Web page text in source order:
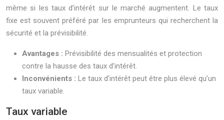
même si les taux d’intérêt sur le marché augmentent. Le taux
fixe est souvent préféré par les emprunteurs qui recherchent la
sécurité et la prévisibilité.
Avantages : Prévisibilité des mensualités et protection
contre la hausse des taux d’intérêt.
Inconvénients : Le taux d’intérêt peut être plus élevé qu’un
taux variable.
Taux variable